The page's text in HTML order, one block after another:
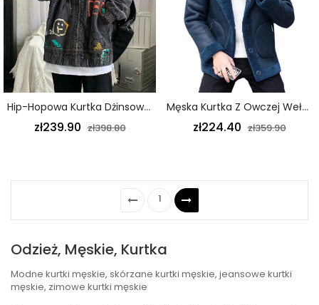
Hip-Hopowa Kurtka Dżinsowa Męska Kurtka Wiosenno-Jesienna Młodzieżowa Z Nadrukiem Szara
zł239.90 zł398.80
Męska Kurtka Z Owczej Wełny Dwustronna Granatowa Kurtka Polarowa
zł224.40 zł359.90
1
Odzież, Męskie, Kurtka
Modne kurtki męskie, skórzane kurtki męskie, jeansowe kurtki
męskie, zimowe kurtki męskie